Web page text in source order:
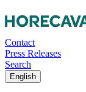
Contact
Press Releases
Search
English